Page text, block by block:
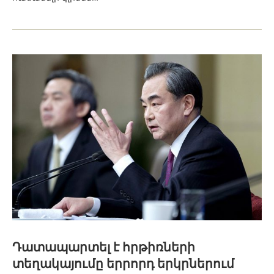
Դատապարտել է հրթիռների
տեղակայումը երրորդ երկրներում